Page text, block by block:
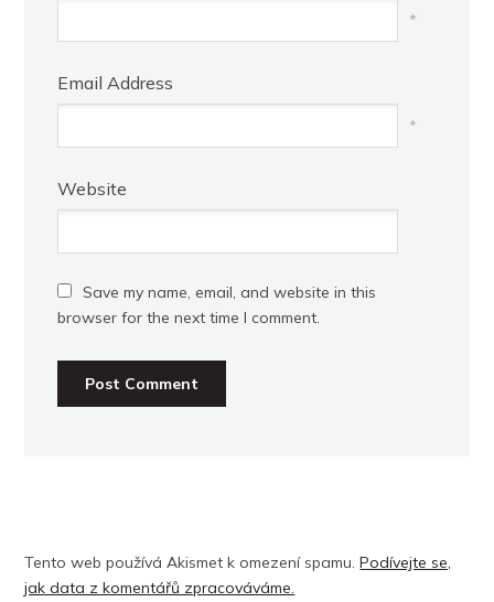
*
Email Address
*
Website
Save my name, email, and website in this
browser for the next time I comment.
Tento web používá Akismet k omezení spamu.Podívejte se,
jak data z komentářů zpracováváme.